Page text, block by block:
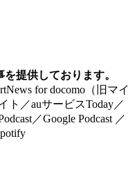
提供しております。
for docomo（旧マイ
ト／auサービスToday／
／Google Podcast ／